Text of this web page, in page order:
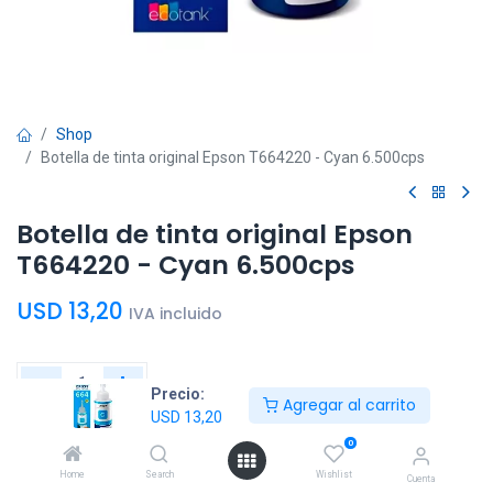
Precio:
USD 13,20
Agregar al carrito
Home Search
0
Wishlist Cuenta
Shop
Botella de tinta original Epson T664220 - Cyan 6.500cps
Botella de tinta original Epson
T664220 - Cyan 6.500cps
USD 13,20 IVA incluido
carrito
Comprar
ahora